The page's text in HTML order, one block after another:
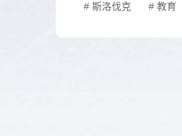
# 斯洛伐克 # 教育